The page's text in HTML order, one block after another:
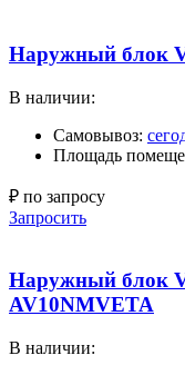
Наружный блок
В наличии:
Самовывоз:
Площадь
₽ по запросу
Запросить
Наружный блок
AV10NMVETA
В наличии: